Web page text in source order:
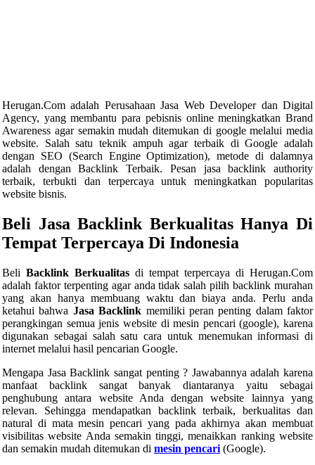
Herugan.Com adalah Perusahaan Jasa Web Developer dan Digital
Agency, yang membantu para pebisnis online meningkatkan Brand
Awareness agar semakin mudah ditemukan di google melalui media
website. Salah satu teknik ampuh agar terbaik di Google adalah
dengan SEO (Search Engine Optimization), metode di dalamnya
adalah dengan Backlink Terbaik. Pesan jasa backlink authority
terbaik, terbukti dan terpercaya untuk meningkatkan popularitas
website bisnis.
Beli Jasa Backlink Berkualitas Hanya Di
Tempat Terpercaya Di Indonesia
Beli Backlink Berkualitas di tempat terpercaya di Herugan.Com
adalah faktor terpenting agar anda tidak salah pilih backlink murahan
yang akan hanya membuang waktu dan biaya anda. Perlu anda
ketahui bahwa Jasa Backlink memiliki peran penting dalam faktor
perangkingan semua jenis website di mesin pencari (google), karena
digunakan sebagai salah satu cara untuk menemukan informasi di
internet melalui hasil pencarian Google.
Mengapa Jasa Backlink sangat penting ? Jawabannya adalah karena
manfaat backlink sangat banyak diantaranya yaitu sebagai
penghubung antara website Anda dengan website lainnya yang
relevan. Sehingga mendapatkan backlink terbaik, berkualitas dan
natural di mata mesin pencari yang pada akhirnya akan membuat
visibilitas website Anda semakin tinggi, menaikkan ranking website
dan semakin mudah ditemukan di mesin pencari (Google).